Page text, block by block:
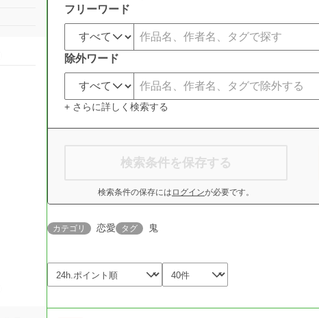
フリーワード
除外ワード
+ さらに詳しく検索する
検索条件を保存する
検索条件の保存には ログインが必要です。
カテゴリ 恋愛 タグ 鬼